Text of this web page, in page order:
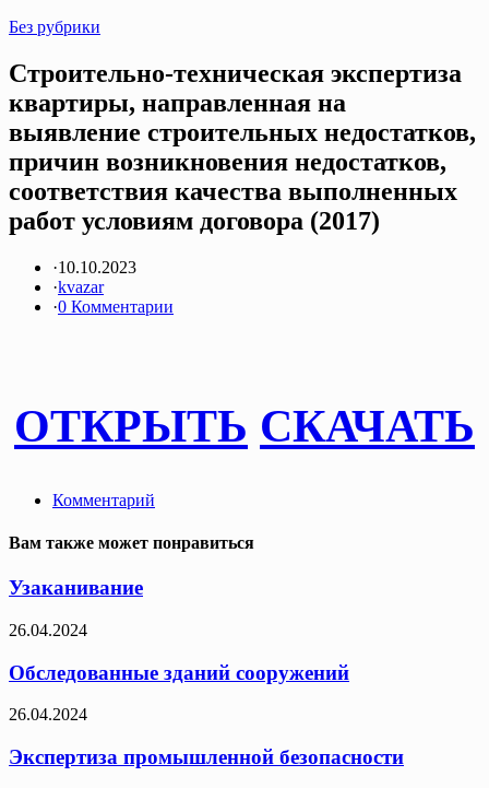
Без рубрики
Строительно-техническая экспертиза
квартиры, направленная на
выявление строительных недостатков,
причин возникновения недостатков,
соответствия качества выполненных
работ условиям договора (2017)
·10.10.2023
·kvazar
·0 Комментарии
ОТКРЫТЬ СКАЧАТЬ
Комментарий
Вам также может понравиться
Узаканивание
26.04.2024
Обследованные зданий сооружений
26.04.2024
Экспертиза промышленной безопасности